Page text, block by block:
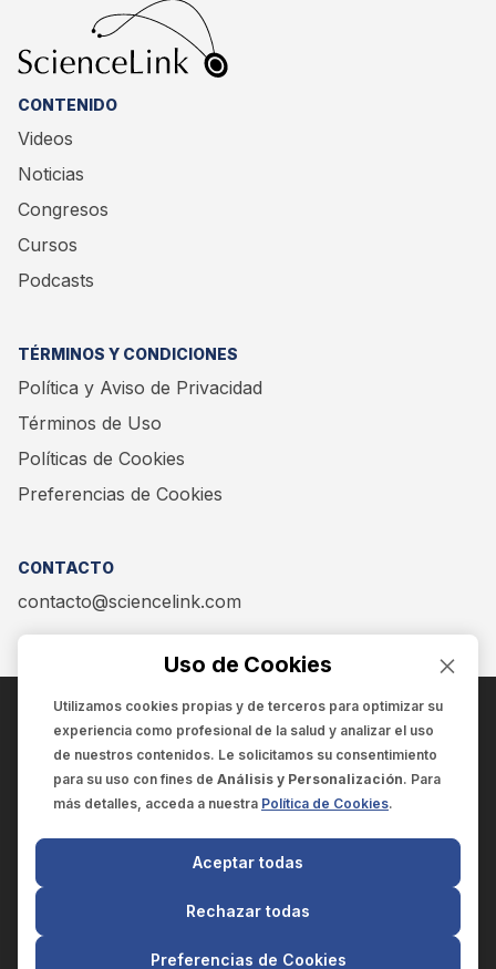
CONTENIDO
Videos
Noticias
Congresos
Cursos
Podcasts
TÉRMINOS Y CONDICIONES
Política y Aviso de Privacidad
Términos de Uso
Políticas de Cookies
Preferencias de Cookies
CONTACTO
contacto@sciencelink.com
ENCUÉNTRANOS EN:
SCIENCELINK
SCILINK COMUNICACIÓN CIENTÍFICA SC
El contenido y la información de este sitio web es exclusivo
para profesionales de la salud.
Uso de Cookies
Utilizamos cookies propias y de terceros para optimizar su
experiencia como profesional de la salud y analizar el uso
de nuestros contenidos. Le solicitamos su consentimiento
para su uso con fines de Análisis y Personalización. Para
más detalles, acceda a nuestra Política de Cookies.
Preferencias de Cookies
Rechazar todas
Aceptar todas